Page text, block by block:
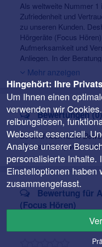
Als weltweite Nummer
Zufriedenheit und
zu unseren Kunden.
Hörgeräte (Focus
Aufmerksamkeit und
Anliegen. In der
Fachkompetenz und
mit Ihnen immer so viel
Hörlösung für Sie zu
Mehr anzeigen
Bewertungen (0)
Es sind noch keine
(Focus Hören)
Bewertung für
(Focus Hören)
Hingehört: Ihre
Um Ihnen einen
verwenden wir
reibungslosen,
Webseite essenziell.
Analyse unserer
personalisierte Inhalte.
Einstelloptionen haben
zusammengefasst.